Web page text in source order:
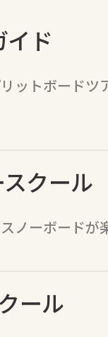
イド
ットボード
クール
ノーボードが
ール